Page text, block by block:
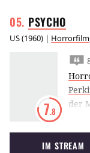
PSYCHO
US(1960) | Horrorfilm
7.8
der
IM STREAM